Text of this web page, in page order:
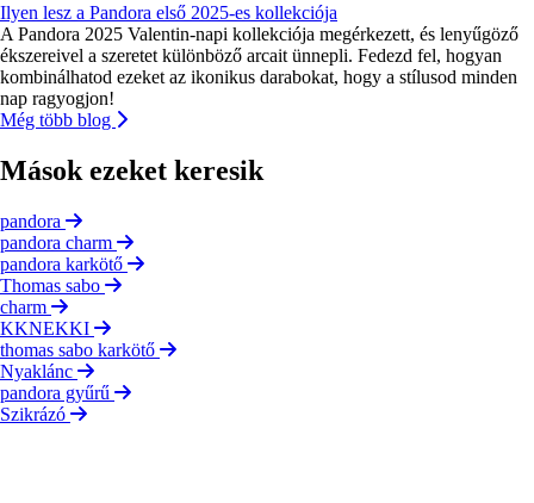
Ilyen lesz a Pandora első 2025-es kollekciója
A Pandora 2025 Valentin-napi kollekciója megérkezett, és lenyűgöző
ékszereivel a szeretet különböző arcait ünnepli. Fedezd fel, hogyan
kombinálhatod ezeket az ikonikus darabokat, hogy a stílusod minden
nap ragyogjon!
Még több blog
Mások ezeket keresik
pandora
pandora charm
pandora karkötő
Thomas sabo
charm
KKNEKKI
thomas sabo karkötő
Nyaklánc
pandora gyűrű
Szikrázó